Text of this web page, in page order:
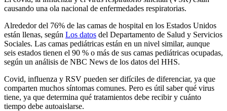
causando una ola nacional de enfermedades respiratorias.
Alrededor del 76% de las camas de hospital en los Estados Unidos
están llenas, según Los datos del Departamento de Salud y Servicios
Sociales. Las camas pediátricas están en un nivel similar, aunque
seis estados tienen el 90 % o más de sus camas pediátricas ocupadas,
según un análisis de NBC News de los datos del HHS.
Covid, influenza y RSV pueden ser difíciles de diferenciar, ya que
comparten muchos síntomas comunes. Pero es útil saber qué virus
tiene, ya que determina qué tratamientos debe recibir y cuánto
tiempo debe autoaislarse.